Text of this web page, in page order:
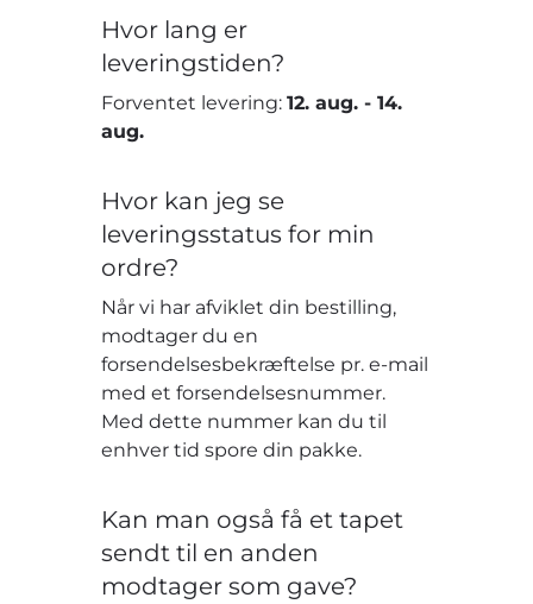
Hvor lang er
leveringstiden?
Forventet levering:12. aug. -14.
aug.
Hvor kan jeg se
leveringsstatus for min
ordre?
Når vi har afviklet din bestilling,
modtager du en
forsendelsesbekræftelse pr. e-mail
med et forsendelsesnummer.
Med dette nummer kan du til
enhver tid spore din pakke.
Kan man også få et tapet
sendt til en anden
modtager som gave?